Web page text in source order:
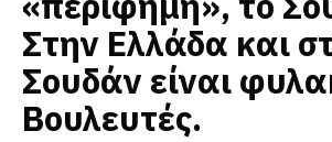
Στην Ελλάδα και
Σουδάν είναι
Βουλευτές.